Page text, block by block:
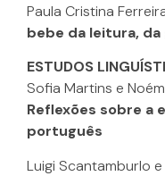
Paula Cristina
bebe da leitura,
ESTUDOS
Sofia Martins e
Reflexões sobre a
português
Luigi Scantamburlo